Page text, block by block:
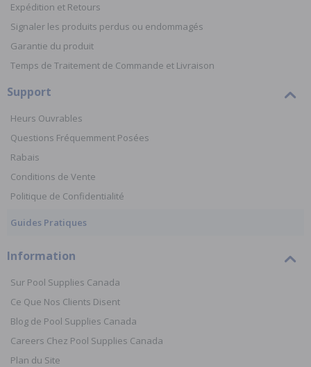
Expédition et Retours
Signaler les produits perdus ou endommagés
Garantie du produit
Temps de Traitement de Commande et Livraison
Support
Heurs Ouvrables
Questions Fréquemment Posées
Rabais
Conditions de Vente
Politique de Confidentialité
Guides Pratiques
Information
Sur Pool Supplies Canada
Ce Que Nos Clients Disent
Blog de Pool Supplies Canada
Careers Chez Pool Supplies Canada
Plan du Site